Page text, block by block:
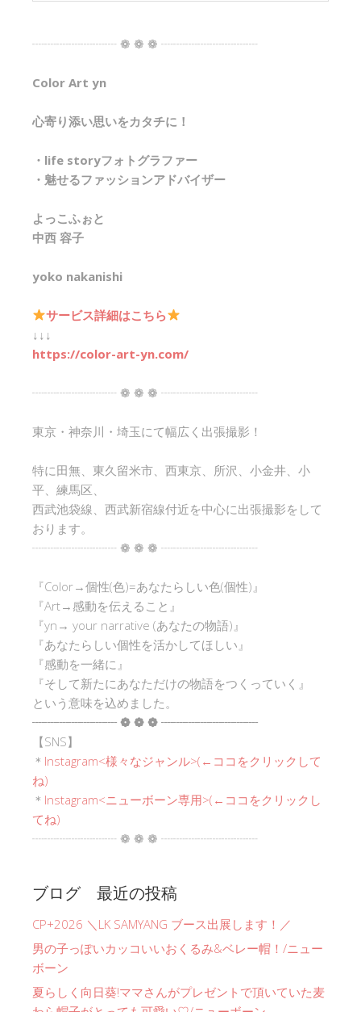
┈┈┈┈┈┈┈ ❁ ❁ ❁ ┈┈┈┈┈┈┈┈
Color Art yn
心寄り添い思いをカタチに！
・life storyフォトグラファー
・魅せるファッションアドバイザー
よっこふぉと
中西 容子
yoko nakanishi
サービス詳細はこちら
↓↓↓
https://color-art-yn.com/
┈┈┈┈┈┈┈ ❁ ❁ ❁ ┈┈┈┈┈┈┈┈
東京・神奈川・埼玉にて幅広く出張撮影！
特に田無、東久留米市、西東京、所沢、小金井、小
平、練馬区、
西武池袋線、西武新宿線付近を中心に出張撮影をして
おります。
┈┈┈┈┈┈┈ ❁ ❁ ❁ ┈┈┈┈┈┈┈┈
『Color→個性(色)=あなたらしい色(個性)』
『Art→感動を伝えること』
『yn→ your narrative (あなたの物語)』
『あなたらしい個性を活かしてほしい』
『感動を一緒に』
『そして新たにあなただけの物語をつくっていく』
という意味を込めました。
┈┈┈┈┈┈┈ ❁ ❁ ❁ ┈┈┈┈┈┈┈┈
【SNS】
＊ Instagram<様々なジャンル>(←ココをクリックして
ね)
＊ Instagram<ニューボーン専用>(←ココをクリックし
てね)
┈┈┈┈┈┈┈ ❁ ❁ ❁ ┈┈┈┈┈┈┈┈
ブログ 最近の投稿
CP+2026 ＼LK SAMYANG ブース出展します！／
男の子っぽいカッコいいおくるみ&ベレー帽！/ニュー
ボーン
夏らしく向日葵!ママさんがプレゼントで頂いていた麦